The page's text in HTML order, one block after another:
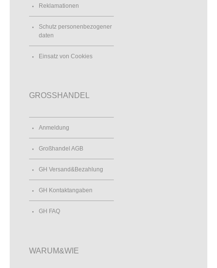
Reklamationen
Schutz personenbezogener
daten
Einsatz von Cookies
GROSSHANDEL
Anmeldung
Großhandel AGB
GH Versand&Bezahlung
GH Kontaktangaben
GH FAQ
WARUM&WIE